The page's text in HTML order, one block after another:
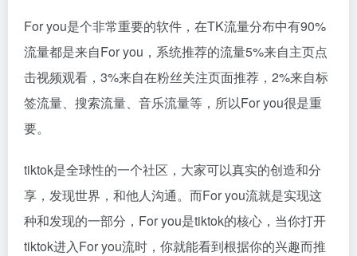
For you是个非常重要的软件，在TK流量分布中有90%
流量都是来自For you，系统推荐的流量5%来自主页点
击视频观看，3%来自在粉丝关注页面推荐，2%来自标
签流量、搜索流量、音乐流量等，所以For you很是重
要。
tiktok是全球性的一个社区，大家可以真实的创造和分
享，发现世界，和他人沟通。而For you流就是实现这
种和发现的一部分，For you是tiktok的核心，当你打开
tiktok进入For you流时，你就能看到根据你的兴趣而推